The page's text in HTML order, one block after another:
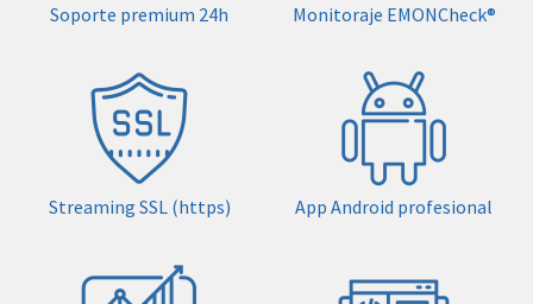
Soporte premium 24h Monitoraje EMONCheck®
Streaming SSL (https) App Android profesional